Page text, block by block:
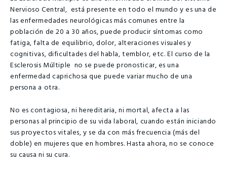
Nervioso Central, está presente en todo el mundo y es una de
las enfermedades neurológicas más comunes entre la
población de 20 a 30 años, puede producir síntomas como
fatiga, falta de equilibrio, dolor, alteraciones visuales y
cognitivas, dificultades del habla, temblor, etc. El curso de la
Esclerosis Múltiple no se puede pronosticar, es una
enfermedad caprichosa que puede variar mucho de una
persona a otra.
No es contagiosa, ni hereditaria, ni mortal, afecta a las
personas al principio de su vida laboral, cuando están iniciando
sus proyectos vitales, y se da con más frecuencia (más del
doble) en mujeres que en hombres. Hasta ahora, no se conoce
su causa ni su cura.